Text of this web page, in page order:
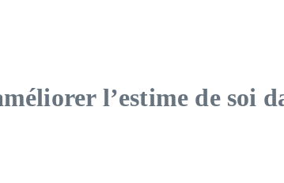
l’estime de soi